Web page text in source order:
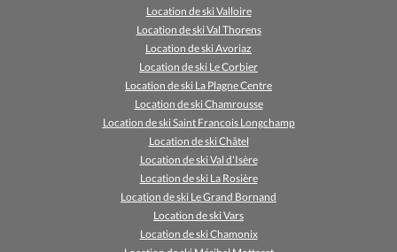
Location de ski Valloire
Location de ski Val Thorens
Location de ski Avoriaz
Location de ski Le Corbier
Location de ski La Plagne Centre
Location de ski Chamrousse
Location de ski Saint Francois Longchamp
Location de ski Châtel
Location de ski Val d'Isère
Location de ski La Rosière
Location de ski Le Grand Bornand
Location de ski Vars
Location de ski Chamonix